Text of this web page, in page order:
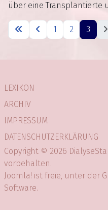
über eine Transplantierte
1 2 3
LEXIKON
ARCHIV
IMPRESSUM
DATENSCHUTZERKLÄRUNG
Copyright © 2026
vorbehalten.
Joomla! ist freie, unter der
Software.